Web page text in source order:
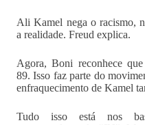
Ali Kamel nega o racismo,
a realidade. Freud explica.
Agora, Boni reconhece
89. Isso faz parte do
enfraquecimento de Kamel
Tudo isso está nos